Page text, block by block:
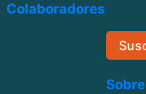
Colaboradores